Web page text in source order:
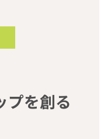
プを創る